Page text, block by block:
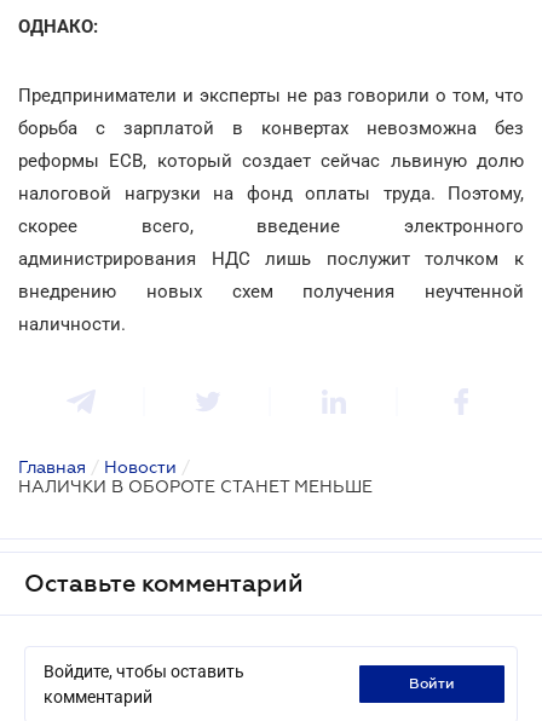
ОДНАКО:
Предприниматели и эксперты не раз говорили о том, что
борьба с зарплатой в конвертах невозможна без
реформы ЕСВ, который создает сейчас львиную долю
налоговой нагрузки на фонд оплаты труда. Поэтому,
скорее всего, введение электронного
администрирования НДС лишь послужит толчком к
внедрению новых схем получения неучтенной
наличности.
Главная / Новости /
НАЛИЧКИ В ОБОРОТЕ СТАНЕТ МЕНЬШЕ
Оставьте комментарий
Войдите, чтобы оставить
комментарий
войти